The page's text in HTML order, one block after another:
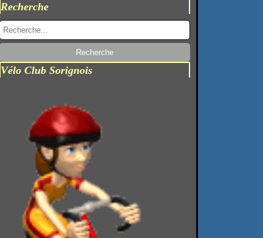
Recherche
Vélo Club Sorignois